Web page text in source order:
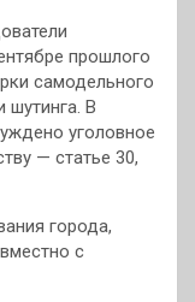
прошлого
самодельного
шутинга. В
уголовное
— статье 30,
города,
с